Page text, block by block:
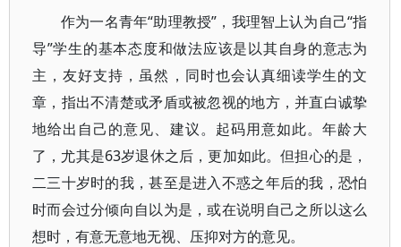
作为一名青年“助理教授”，我理智上认为自己“指
导”学生的基本态度和做法应该是以其自身的意志为
主，友好支持，虽然，同时也会认真细读学生的文
章，指出不清楚或矛盾或被忽视的地方，并直白诚挚
地给出自己的意见、建议。起码用意如此。年龄大
了，尤其是63岁退休之后，更加如此。但担心的是，
二三十岁时的我，甚至是进入不惑之年后的我，恐怕
时而会过分倾向自以为是，或在说明自己之所以这么
想时，有意无意地无视、压抑对方的意见。